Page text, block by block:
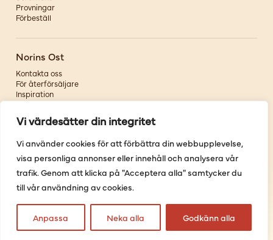
Vi värdesätter din integritet
Vi använder cookies för att förbättra din webbupplevelse,
visa personliga annonser eller innehåll och analysera vår
trafik. Genom att klicka på "Acceptera alla" samtycker du
till vår användning av cookies.
Anpassa Neka alla Godkänn alla
Provningar
Förbeställ
Norins Ost
Kontakta oss
För återförsäljare
Inspiration
Om oss
Följ oss
Facebook
Instagram
Pinterest
Youtube